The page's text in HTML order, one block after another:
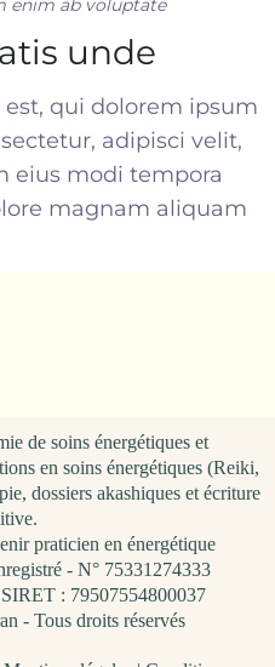
enim ab voluptate
unde
qui dolorem ipsum
adipisci velit,
eius modi tempora
magnam aliquam
de soins énergétiques et
en soins énergétiques (Reiki,
dossiers akashiques et écriture
praticien en énergétique
- N° 75331274333
: 79507554800037
- Tous droits réservés